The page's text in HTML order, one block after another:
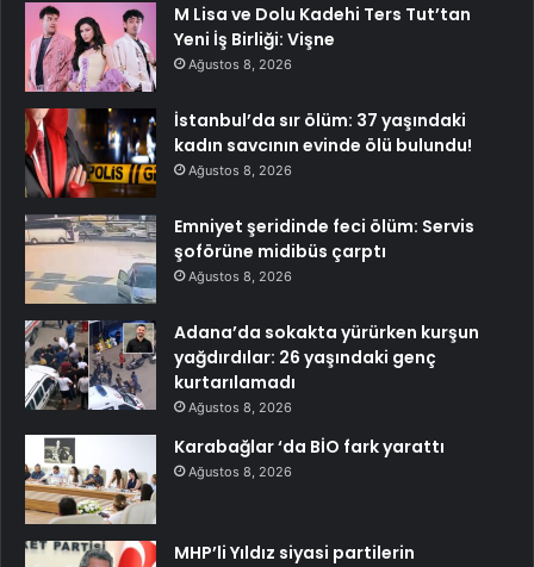
M Lisa ve Dolu Kadehi Ters Tut’tan
Yeni İş Birliği: Vişne
Ağustos 8, 2026
İstanbul’da sır ölüm: 37 yaşındaki
kadın savcının evinde ölü bulundu!
Ağustos 8, 2026
Emniyet şeridinde feci ölüm: Servis
şoförüne midibüs çarptı
Ağustos 8, 2026
Adana’da sokakta yürürken kurşun
yağdırdılar: 26 yaşındaki genç
kurtarılamadı
Ağustos 8, 2026
Karabağlar ‘da BİO fark yarattı
Ağustos 8, 2026
MHP’li Yıldız siyasi partilerin